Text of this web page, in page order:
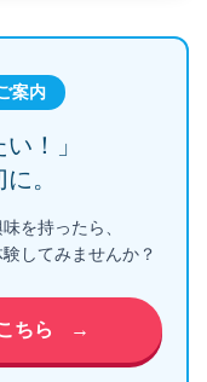
案内
！」
。
を持ったら、
してみませんか？
ちら →